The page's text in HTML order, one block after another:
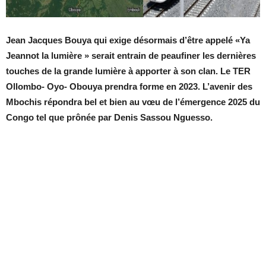
Jean Jacques Bouya qui exige désormais d’être appelé «Ya
Jeannot la lumière » serait entrain de peaufiner les dernières
touches de la grande lumière à apporter à son clan. Le TER
Ollombo- Oyo- Obouya prendra forme en 2023. L’avenir des
Mbochis répondra bel et bien au vœu de l’émergence 2025 du
Congo tel que prônée par Denis Sassou Nguesso.